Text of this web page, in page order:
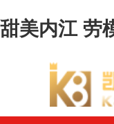
甜美内江 劳